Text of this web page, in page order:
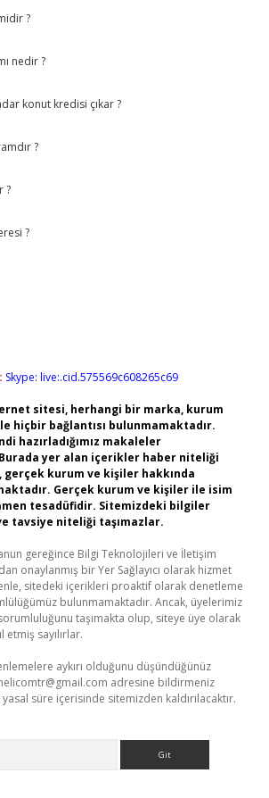
?
nedir ?
konut kredisi çıkar ?
?
?
?
Skype: live:.cid.575569c608265c69
sitesi, herhangi bir marka, kurum
hiçbir bağlantısı bulunmamaktadır.
hazırladığımız makaleler
yer alan içerikler haber niteliği
gerçek kurum ve kişiler hakkında
Gerçek kurum ve kişiler ile isim
tesadüfidir. Sitemizdeki bilgiler
tavsiye niteliği taşımazlar.
gereğince Bilgi Teknolojileri ve İletişim
onaylanmış bir Yer Sağlayıcı olarak hizmet
sitedeki içerikleri proaktif olarak denetleme
bulunmamaktadır. Ancak, üyelerimiz
taşımakta olup, siteye üye olarak
sayılırlar.
aykırı olduğunu düşündüğünüz
adresine bildirmeniz
süre içerisinde sitemizden kaldırılacaktır.